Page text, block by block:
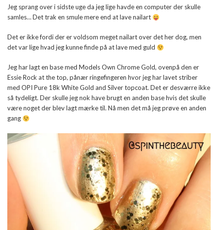
Jeg sprang over i sidste uge da jeg lige havde en computer der skulle
samles… Det trak en smule mere end at lave nailart
Det er ikke fordi der er voldsom meget nailart over det her dog, men
det var lige hvad jeg kunne finde på at lave med guld
Jeg har lagt en base med Models Own Chrome Gold, ovenpå den er
Essie Rock at the top, pånær ringefingeren hvor jeg har lavet striber
med OPI Pure 18k White Gold and Silver topcoat. Det er desværre ikke
så tydeligt. Der skulle jeg nok have brugt en anden base hvis det skulle
være noget der blev lagt mærke til. Nå men det må jeg prøve en anden
gang